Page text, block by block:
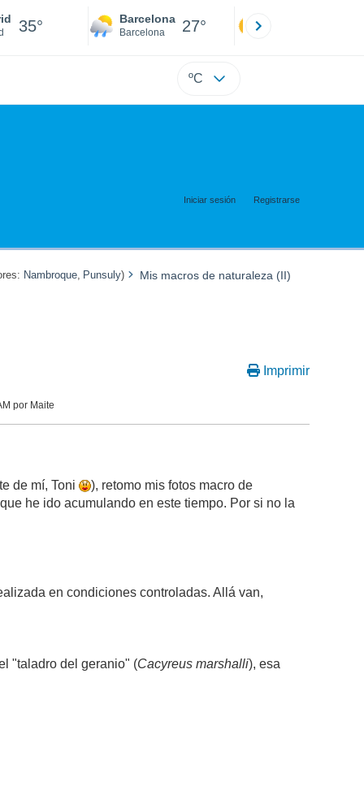
35° Barcelona
Barcelona 27°
ºC
Iniciar sesión Registrarse
Nambroque, Punsuly) Mis macros de naturaleza (II)
Imprimir
por Maite
de mí, Toni
), retomo mis fotos macro de
he ido acumulando en este tiempo. Por si no la
en condiciones controladas. Allá van,
"taladro del geranio" (Cacyreus marshalli), esa